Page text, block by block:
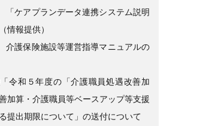
「ケアプランデータ連携システム説明
情報提供）
護保険施設等運営指導マニュアルの
「令和５年度の「介護職員処遇改善加
加算・介護職員等ベースアップ等支援
提出期限について」の送付について